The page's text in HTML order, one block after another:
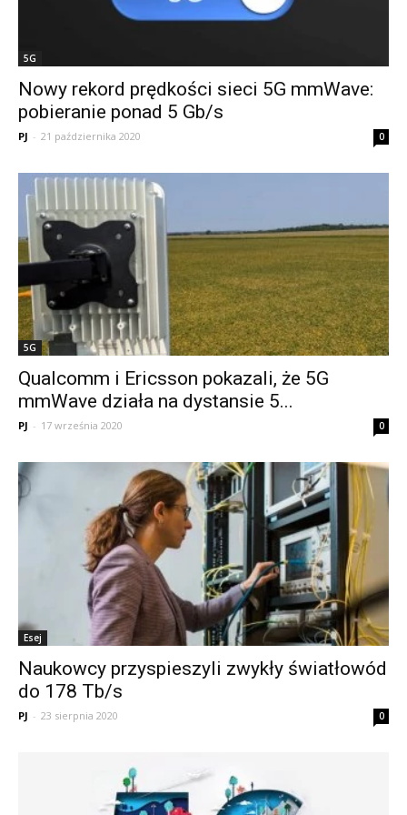
5G
Nowy rekord prędkości sieci 5G mmWave:
pobieranie ponad 5 Gb/s
PJ - 21 października 2020 0
5G
Qualcomm i Ericsson pokazali, że 5G
mmWave działa na dystansie 5...
PJ - 17 września 2020 0
Esej
Naukowcy przyspieszyli zwykły światłowód
do 178 Tb/s
PJ - 23 sierpnia 2020 0